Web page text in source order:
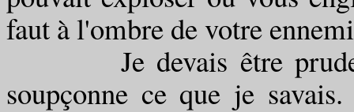
faut à l'ombre de votre
Je devais être prudent
soupçonne ce que je